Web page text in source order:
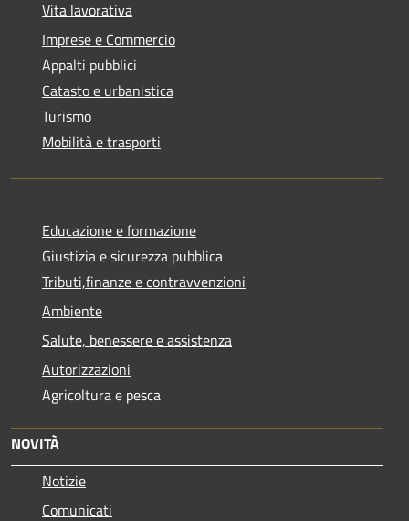
Vita lavorativa
Imprese e Commercio
Appalti pubblici
Catasto e urbanistica
Turismo
Mobilità e trasporti
Educazione e formazione
Giustizia e sicurezza pubblica
Tributi,finanze e contravvenzioni
Ambiente
Salute, benessere e assistenza
Autorizzazioni
Agricoltura e pesca
NOVITÀ
Notizie
Comunicati